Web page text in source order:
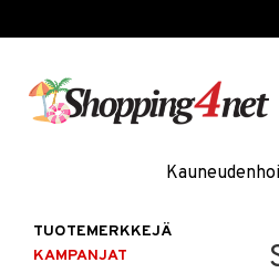
TUOTEMERKKEJÄ
KAMPANJAT